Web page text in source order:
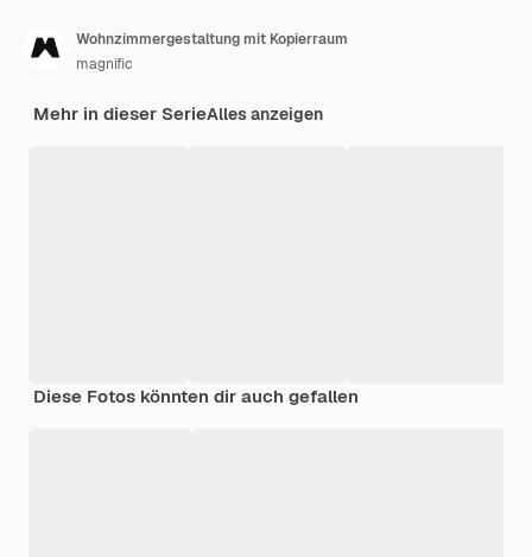
Wohnzimmergestaltung mit Kopierraum
magnific
Mehr in dieser SerieAlles anzeigen
Diese Fotos könnten dir auch gefallen